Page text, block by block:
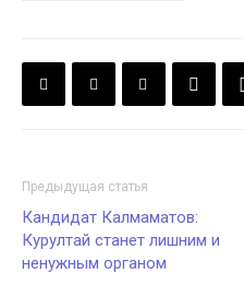
Предыдущая статья
Кандидат Калмаматов:
Курултай станет лишним и
ненужным органом